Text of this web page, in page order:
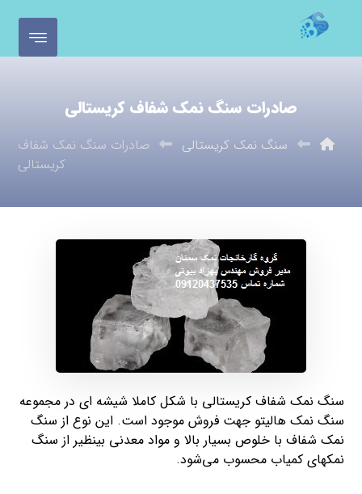
صادرات سنگ نمک شفاف کریستالی
سنگ نمک کریستالی
صادرات سنگ نمک شفاف
کریستالی
سنگ نمک شفاف کریستالی با شکل کاملا شیشه ای در مجموعه
سنگ نمک هالیتو جهت فروش موجود است. این نوع از سنگ
نمک شفاف با خلوص بسیار بالا و مواد معدنی بینظیر از سنگ
نمکهای کمیاب محسوب می‌شود.